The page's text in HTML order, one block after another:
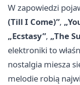
W zapowiedzi
(Till I Come)”,
„Ecstasy”, „The
elektroniki to
nostalgia miesza
melodie robią